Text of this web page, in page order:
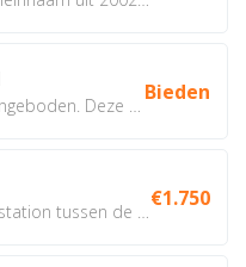
Bieden
€1.750